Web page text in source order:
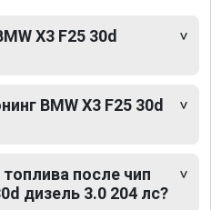
X3 F25 30d
BMW X3 F25 30d
после чип
дизель 3.0 204 лс?